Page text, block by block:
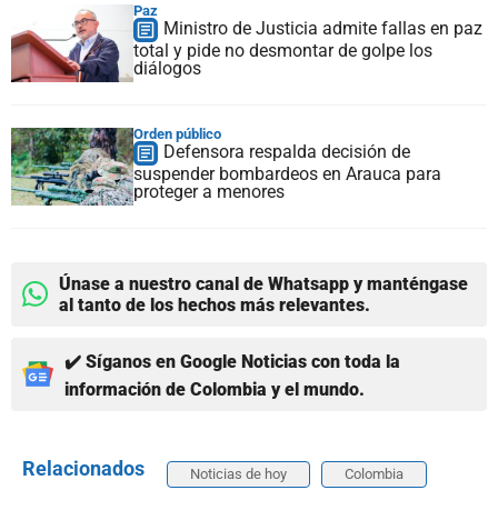
Paz
Ministro de Justicia admite fallas en paz
total y pide no desmontar de golpe los
diálogos
Orden público
Defensora respalda decisión de
suspender bombardeos en Arauca para
proteger a menores
Únase a nuestro canal de Whatsapp y manténgase
al tanto de los hechos más relevantes.
✔️ Síganos en Google Noticias con toda la
información de Colombia y el mundo.
Relacionados Noticias de hoy Colombia